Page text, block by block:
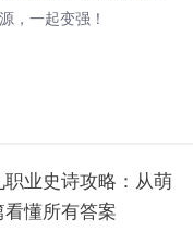
，一起变强！
职业史诗攻略：从萌
懂所有答案